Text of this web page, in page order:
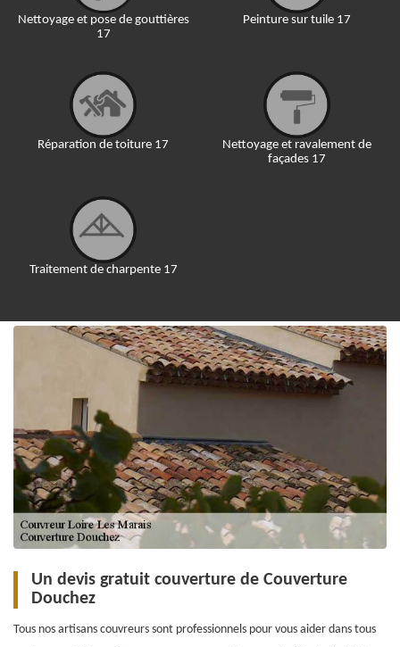
Nettoyage et pose de gouttières
17
Réparation de toiture 17
Traitement de charpente 17
Peinture sur tuile 17
Nettoyage et ravalement de
façades 17
Un devis gratuit couverture de Couverture
Douchez
Tous nos artisans couvreurs sont professionnels pour vous aider dans tous